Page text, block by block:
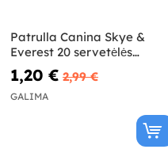
Patrulla Canina Skye &
Everest 20 servetėlės
(33x33cm)
1,20 € 2,99 €
GALIMA